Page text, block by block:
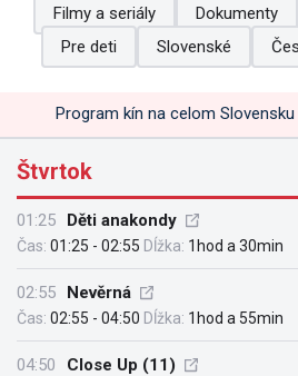
Filmy a seriály Dokumenty
Pre deti
Slovenské
Program kín na celom Slovensku
Štvrtok
01:25 Děti anakondy
Čas: 01:25 - 02:55 Dĺžka: 1hod a 30min
02:55 Nevěrná
Čas: 02:55 - 04:50 Dĺžka: 1hod a 55min
04:50 Close Up (11)